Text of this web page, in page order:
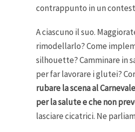
contrappunto in un
A ciascuno il suo.
rimodellarlo? Come
silhouette? Camminare in
per far lavorare i glutei?
rubare la scena al
per la salute e che non
lasciare cicatrici. Ne